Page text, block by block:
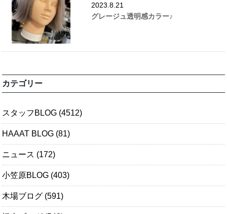
2023.8.21
グレージュ透明感カラー♪
カテゴリー
スタッフBLOG (4512)
HAAAT BLOG (81)
ニュース (172)
小笠原BLOG (403)
木場ブログ (591)